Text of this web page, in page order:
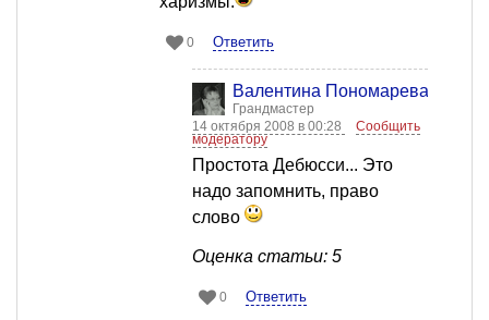
0 Ответить
Валентина Пономарева
Грандмастер
14 октября 2008 в 00:28
Сообщить
модератору
Простота Дебюсси... Это
надо запомнить, право
слово
Оценка статьи: 5
0 Ответить